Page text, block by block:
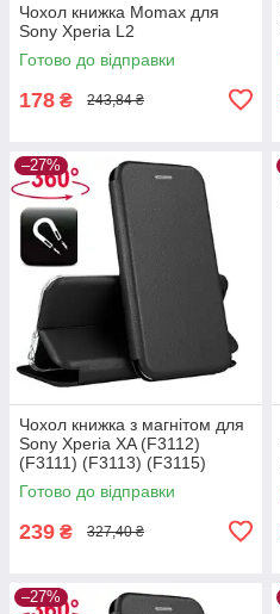
Чохол книжка Momax для
Sony Xperia L2
Готово до відправки
178 ₴ 243,84 ₴
–27%
Чохол книжка з магнітом для
Sony Xperia XA (F3112)
(F3111) (F3113) (F3115)
(F3116)
Готово до відправки
239 ₴ 327,40 ₴
–27%